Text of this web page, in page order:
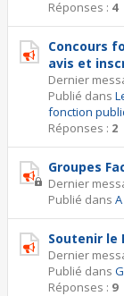
Réponses : 4
Concours
avis et
Dernier
Publié dans
fonction
Réponses : 2
Groupes
Dernier
Publié dans
Soutenir le
Dernier
Publié dans
Réponses : 9